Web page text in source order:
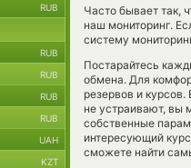
Часто бывает так,
наш мониторинг.
систему
Постарайтесь
обмена. Для
резервов и
не устраивают, вы
собственные
интересующий
сможете найти
RUB
RUB
RUB
RUB
RUB
UAH
KZT